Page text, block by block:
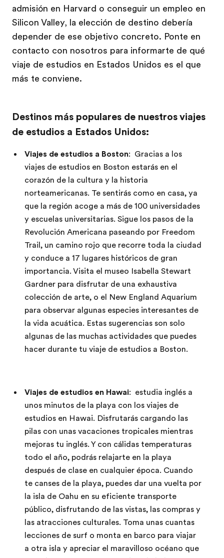
admisión en Harvard o conseguir un empleo en
Silicon Valley, la elección de destino debería
depender de ese objetivo concreto. Ponte en
contacto con nosotros para informarte de qué
viaje de estudios en Estados Unidos es el que
más te conviene.
Destinos más populares de nuestros viajes
de estudios a Estados Unidos:
Viajes de estudios a Boston: Gracias a los
viajes de estudios en Boston estarás en el
corazón de la cultura y la historia
norteamericanas. Te sentirás como en casa, ya
que la región acoge a más de 100 universidades
y escuelas universitarias. Sigue los pasos de la
Revolución Americana paseando por Freedom
Trail, un camino rojo que recorre toda la ciudad
y conduce a 17 lugares históricos de gran
importancia. Visita el museo Isabella Stewart
Gardner para disfrutar de una exhaustiva
colección de arte, o el New England Aquarium
para observar algunas especies interesantes de
la vida acuática. Estas sugerencias son solo
algunas de las muchas actividades que puedes
hacer durante tu viaje de estudios a Boston.
Viajes de estudios en Hawai: estudia inglés a
unos minutos de la playa con los viajes de
estudios en Hawai. Disfrutarás cargando las
pilas con unas vacaciones tropicales mientras
mejoras tu inglés. Y con cálidas temperaturas
todo el año, podrás relajarte en la playa
después de clase en cualquier época. Cuando
te canses de la playa, puedes dar una vuelta por
la isla de Oahu en su eficiente transporte
público, disfrutando de las vistas, las compras y
las atracciones culturales. Toma unas cuantas
lecciones de surf o monta en barco para viajar
a otra isla y apreciar el maravilloso océano que